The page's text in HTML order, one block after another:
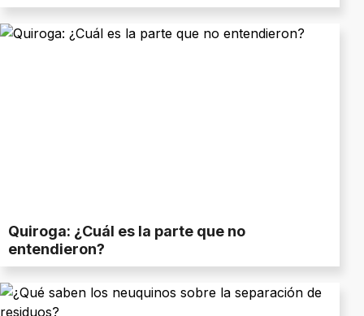
Quiroga: ¿Cuál es la parte que no
entendieron?